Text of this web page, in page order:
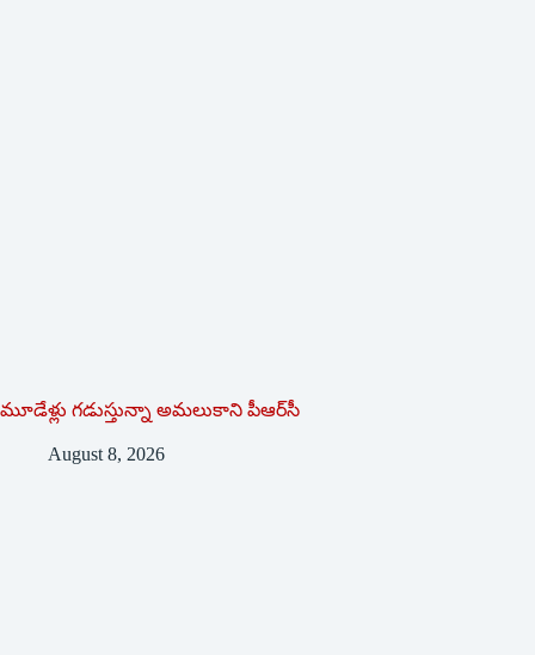
మూడేళ్లు గ‌డుస్తున్నా అమ‌లుకాని పీఆర్‌సీ
August 8, 2026